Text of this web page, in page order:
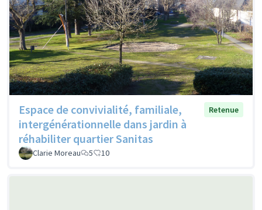
Espace de convivialité, familiale,
intergénérationnelle dans jardin à
réhabiliter quartier Sanitas
Retenue
Clarie Moreau 5 10